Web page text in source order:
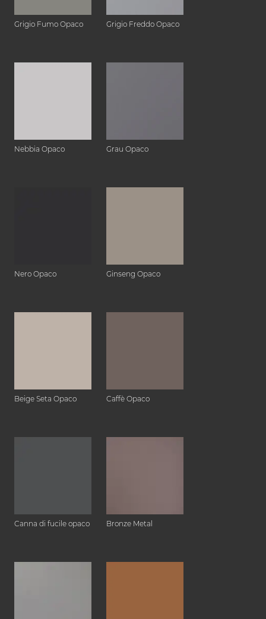
Grigio Fumo Opaco Grigio Freddo Opaco
Nebbia Opaco Grau Opaco
Nero Opaco Ginseng Opaco
Beige Seta Opaco Caffè Opaco
Canna di fucile opaco Bronze Metal